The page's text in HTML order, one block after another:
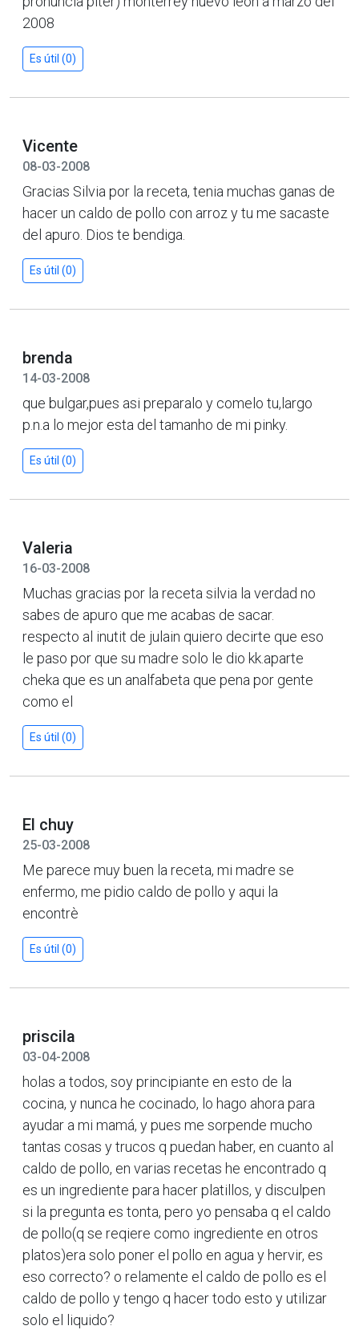
2008
Es útil (0)
Vicente
08-03-2008
Gracias Silvia por la receta, tenia muchas ganas de
hacer un caldo de pollo con arroz y tu me sacaste
del apuro. Dios te bendiga.
Es útil (0)
brenda
14-03-2008
que bulgar,pues asi preparalo y comelo tu,largo
p.n.a lo mejor esta del tamanho de mi pinky.
Es útil (0)
Valeria
16-03-2008
Muchas gracias por la receta silvia la verdad no
sabes de apuro que me acabas de sacar.
respecto al inutit de julain quiero decirte que eso
le paso por que su madre solo le dio kk.aparte
cheka que es un analfabeta que pena por gente
como el
Es útil (0)
El chuy
25-03-2008
Me parece muy buen la receta, mi madre se
enfermo, me pidio caldo de pollo y aqui la
encontrè
Es útil (0)
priscila
03-04-2008
holas a todos, soy principiante en esto de la
cocina, y nunca he cocinado, lo hago ahora para
ayudar a mi mamá, y pues me sorpende mucho
tantas cosas y trucos q puedan haber, en cuanto al
caldo de pollo, en varias recetas he encontrado q
es un ingrediente para hacer platillos, y disculpen
si la pregunta es tonta, pero yo pensaba q el caldo
de pollo(q se reqiere como ingrediente en otros
platos)era solo poner el pollo en agua y hervir, es
eso correcto? o relamente el caldo de pollo es el
caldo de pollo y tengo q hacer todo esto y utilizar
solo el liquido?